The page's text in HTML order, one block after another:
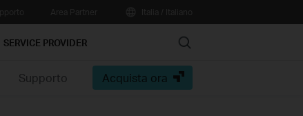
SERVICE PROVIDER Search
Supporto Acquista ora